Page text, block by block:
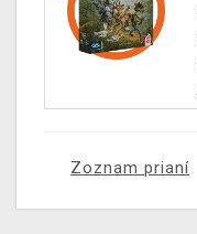
Zoznam prianí